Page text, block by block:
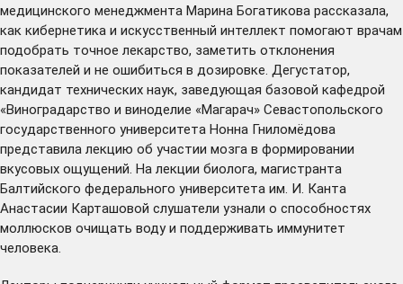
медицинского менеджмента Марина Богатикова рассказала,
как кибернетика и искусственный интеллект помогают врачам
подобрать точное лекарство, заметить отклонения
показателей и не ошибиться в дозировке. Дегустатор,
кандидат технических наук, заведующая базовой кафедрой
«Виноградарство и виноделие «Магарач» Севастопольского
государственного университета Нонна Гниломёдова
представила лекцию об участии мозга в формировании
вкусовых ощущений. На лекции биолога, магистранта
Балтийского федерального университета им. И. Канта
Анастасии Карташовой слушатели узнали о способностях
моллюсков очищать воду и поддерживать иммунитет
человека.